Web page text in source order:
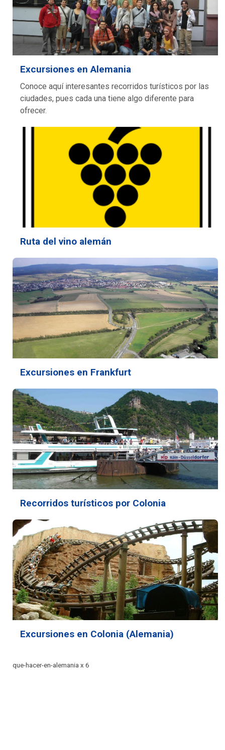
Excursiones en Alemania
Conoce aquí interesantes recorridos turísticos por las
ciudades, pues cada una tiene algo diferente para
ofrecer.
Ruta del vino alemán
Excursiones en Frankfurt
Recorridos turísticos por Colonia
Excursiones en Colonia (Alemania)
que-hacer-en-alemania x 6